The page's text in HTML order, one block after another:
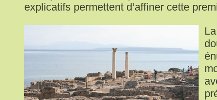
explicatifs permettent d’affiner cette